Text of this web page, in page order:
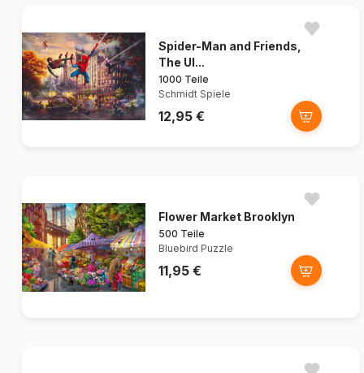
Spider-Man and Friends,
The Ul...
1000 Teile
Schmidt Spiele
12,95 €
Flower Market Brooklyn
500 Teile
Bluebird Puzzle
11,95 €